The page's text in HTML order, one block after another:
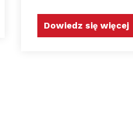
Dowiedz się więcej